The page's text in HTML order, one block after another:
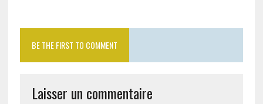
BE THE FIRST TO COMMENT
Laisser un commentaire